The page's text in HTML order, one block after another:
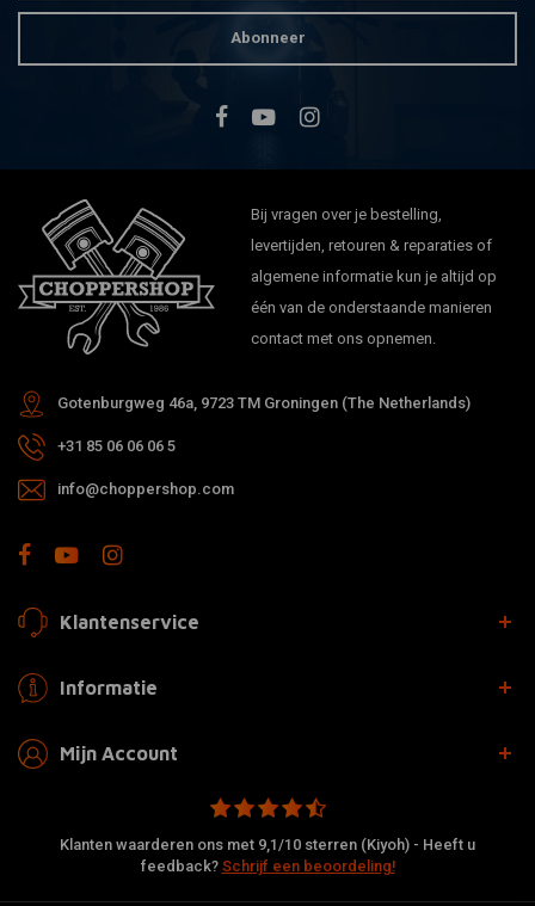
Abonneer
Bij vragen over je bestelling,
levertijden, retouren & reparaties of
algemene informatie kun je altijd op
één van de onderstaande manieren
contact met ons opnemen.
Gotenburgweg 46a, 9723 TM Groningen (The Netherlands)
+31 85 06 06 06 5
info@choppershop.com
Klantenservice
Informatie
Mijn Account
Klanten waarderen ons met 9,1/10 sterren (Kiyoh) - Heeft u
feedback? Schrijf een beoordeling!